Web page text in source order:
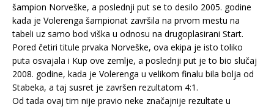
šampion Norveške, a poslednji put se to desilo 2005. godine
kada je Volerenga šampionat završila na prvom mestu na
tabeli uz samo bod viška u odnosu na drugoplasirani Start.
Pored četiri titule prvaka Norveške, ova ekipa je isto toliko
puta osvajala i Kup ove zemlje, a poslednji put je to bio slučaj
2008. godine, kada je Volerenga u velikom finalu bila bolja od
Stabeka, a taj susret je završen rezultatom 4:1.
Od tada ovaj tim nije pravio neke značajnije rezultate u